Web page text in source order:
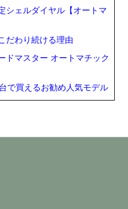
シェルダイヤル【オートマ
だわり続ける理由
ドマスター オートマチック
で買えるお勧め人気モデル